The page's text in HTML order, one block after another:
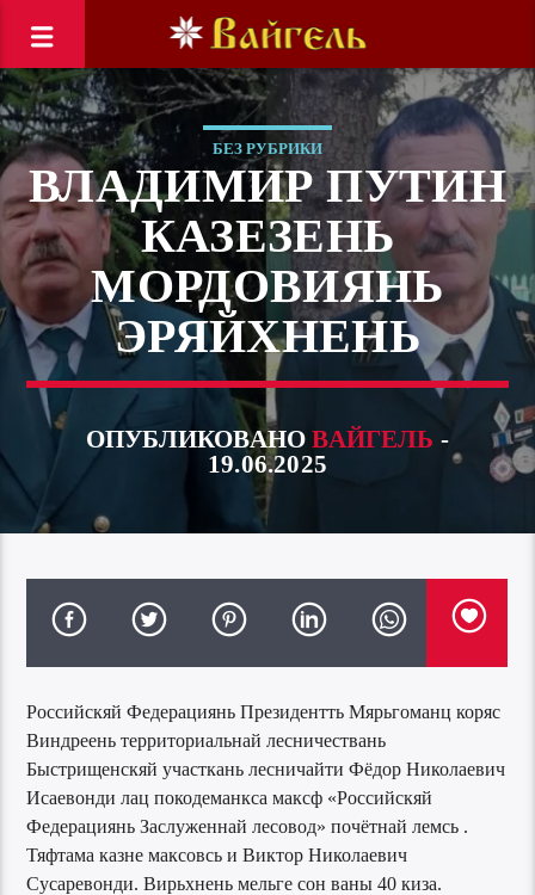
БЕЗ РУБРИКИ
ВЛАДИМИР ПУТИН
КАЗЕЗЕНЬ
МОРДОВИЯНЬ
ЭРЯЙХНЕНЬ
ОПУБЛИКОВАНОВАЙГЕЛЬ -
19.06.2025
Российскяй Федерациянь Президентть Мярьгоманц коряс
Виндреень территориальнай лесничествань
Быстрищенскяй участкань лесничайти Фёдор Николаевич
Исаевонди лац покодеманкса максф «Российскяй
Федерациянь Заслуженнай лесовод» почётнай лемсь .
Тяфтама казне максовсь и Виктор Николаевич
Сусаревонди. Вирьхнень мельге сон ваны 40 киза.